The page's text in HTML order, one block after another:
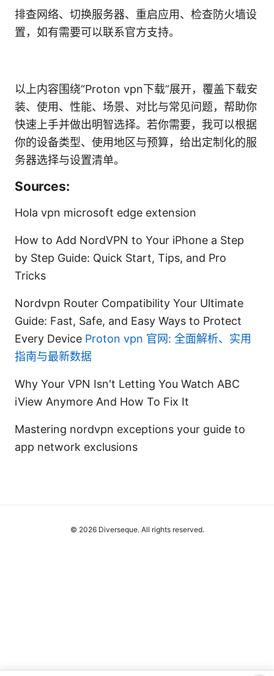
排查网络、切换服务器、重启应用、检查防火墙设
置，如有需要可以联系官方支持。
以上内容围绕“Proton vpn下载”展开，覆盖下载安
装、使用、性能、场景、对比与常见问题，帮助你
快速上手并做出明智选择。若你需要，我可以根据
你的设备类型、使用地区与预算，给出定制化的服
务器选择与设置清单。
Sources:
Hola vpn microsoft edge extension
How to Add NordVPN to Your iPhone a Step
by Step Guide: Quick Start, Tips, and Pro
Tricks
Nordvpn Router Compatibility Your Ultimate
Guide: Fast, Safe, and Easy Ways to Protect
Every Device Proton vpn 官网: 全面解析、实用
指南与最新数据
Why Your VPN Isn't Letting You Watch ABC
iView Anymore And How To Fix It
Mastering nordvpn exceptions your guide to
app network exclusions
© 2026 Diverseque. All rights reserved.